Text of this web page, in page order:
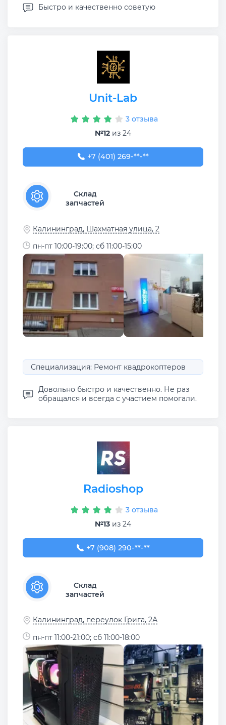
Быстро и качественно советую
Unit-Lab
3 отзыва
№12 из 24
+7 (401) 269-78-33
+7 (401) 269-**-**
Склад
запчастей
Калининград, Шахматная улица, 2
пн-пт 10:00-19:00; сб 11:00-15:00
Специализация: Ремонт квадрокоптеров
Довольно быстро и качественно. Не раз
обращался и всегда с участием помогали.
Radioshop
3 отзыва
№13 из 24
+7 (908) 290-40-61
+7 (908) 290-**-**
Склад
запчастей
Калининград, переулок Грига, 2А
пн-пт 11:00-21:00; сб 11:00-18:00